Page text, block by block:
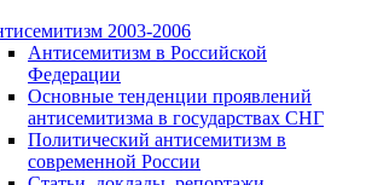
2003-2006
Антисемитизм в Российской
Федерации
Основные тенденции проявлений
антисемитизма в государствах СНГ
Политический антисемитизм в
современной России